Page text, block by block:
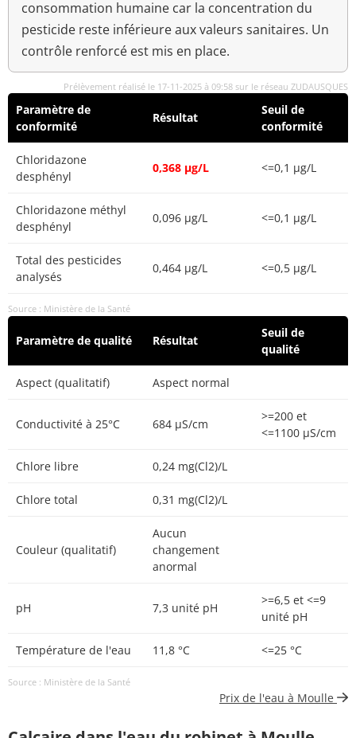
consommation humaine car la concentration du
pesticide reste inférieure aux valeurs sanitaires. Un
contrôle renforcé est mis en place.
Prélèvement réalisé le 17-11-2025 à 09:58 sur le réseau ZUDAUSQUES
Paramètre de
conformité
Résultat
Seuil de
conformité
Chloridazone
desphényl
0,368 µg/L <=0,1 µg/L
Chloridazone méthyl
desphényl
0,096 µg/L <=0,1 µg/L
Total des pesticides
analysés
0,464 µg/L <=0,5 µg/L
Source : Ministère de la Santé
Paramètre de qualité Résultat
Seuil de
qualité
Aspect (qualitatif) Aspect normal
Conductivité à 25°C 684 µS/cm
>=200 et
<=1100 µS/cm
Chlore libre 0,24 mg(Cl2)/L
Chlore total 0,31 mg(Cl2)/L
Couleur (qualitatif)
Aucun
changement
anormal
pH 7,3 unité pH
>=6,5 et <=9
unité pH
Température de l'eau 11,8 °C <=25 °C
Source : Ministère de la Santé
Prix de l'eau à Moulle